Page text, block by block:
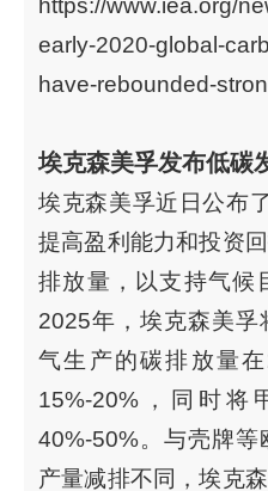
https://www.iea.org/
early-2020-global-
have-rebounded-
埃克森美孚发布低碳
埃克森美孚近日公布
提高盈利能力和投资
排放量，以支持气候
2025年，埃克森美
气生产的碳排放量
15%-20%，同时
40%-50%。与壳牌
产量减排不同，埃克